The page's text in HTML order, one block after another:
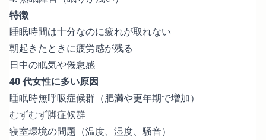
特徴
睡眠時間は十分なのに疲れが取れない
朝起きたときに疲労感が残る
日中の眠気や倦怠感
40 代女性に多い原因
睡眠時無呼吸症候群（肥満や更年期で増加）
むずむず脚症候群
寝室環境の問題（温度、湿度、騒音）